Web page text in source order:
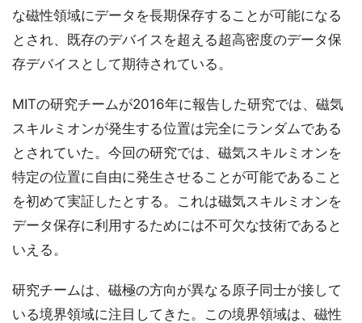
な磁性領域にデータを長期保存することが可能になる
とされ、既存のデバイスを超える超高密度のデータ保
存デバイスとして期待されている。
MITの研究チームが2016年に報告した研究では、磁気
スキルミオンが発生する位置は完全にランダムである
とされていた。今回の研究では、磁気スキルミオンを
特定の位置に自由に発生させることが可能であること
を初めて実証したとする。これは磁気スキルミオンを
データ保存に利用するためには不可欠な技術であると
いえる。
研究チームは、磁極の方向が異なる原子同士が接して
いる境界領域に注目してきた。この境界領域は、磁性